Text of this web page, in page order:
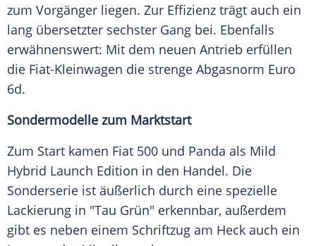
zum Vorgänger liegen. Zur Effizienz trägt auch ein
lang übersetzter sechster Gang bei. Ebenfalls
erwähnenswert: Mit dem neuen Antrieb erfüllen
die Fiat-Kleinwagen die strenge Abgasnorm Euro
6d.
Sondermodelle zum Marktstart
Zum Start kamen Fiat 500 und Panda als Mild
Hybrid Launch Edition in den Handel. Die
Sonderserie ist äußerlich durch eine spezielle
Lackierung in "Tau Grün" erkennbar, außerdem
gibt es neben einem Schriftzug am Heck auch ein